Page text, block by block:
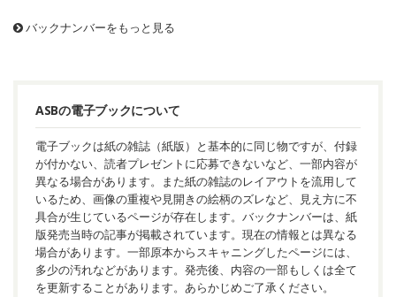
バックナンバーをもっと見る
ASBの電子ブックについて
電子ブックは紙の雑誌（紙版）と基本的に同じ物ですが、付録
が付かない、読者プレゼントに応募できないなど、一部内容が
異なる場合があります。また紙の雑誌のレイアウトを流用して
いるため、画像の重複や見開きの絵柄のズレなど、見え方に不
具合が生じているページが存在します。バックナンバーは、紙
版発売当時の記事が掲載されています。現在の情報とは異なる
場合があります。一部原本からスキャニングしたページには、
多少の汚れなどがあります。発売後、内容の一部もしくは全て
を更新することがあります。あらかじめご了承ください。